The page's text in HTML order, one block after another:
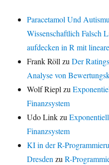
Paracetamol Und
Wissenschaftlich Falsch
aufdecken in R mit
Frank Röll zuDer
Analyse von
Wolf Riepl zu
Finanzsystem
Udo Linkzu
Finanzsystem
KI in der R-
Dresden zuR-